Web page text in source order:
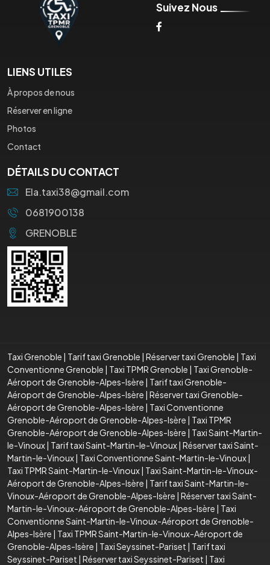
Suivez Nous
LIENS UTILES
À propos de nous
Réserver en ligne
Photos
Contact
DÉTAILS DU CONTACT
Ela.taxi38@gmail.com
0681900138
GRENOBLE
Taxi Grenoble | Tarif taxi Grenoble | Réserver taxi Grenoble | Taxi
Conventionne Grenoble | Taxi TPMR Grenoble | Taxi Grenoble-
Aéroport de Grenoble-Alpes-Isère | Tarif taxi Grenoble-
Aéroport de Grenoble-Alpes-Isère | Réserver taxi Grenoble-
Aéroport de Grenoble-Alpes-Isère | Taxi Conventionne
Grenoble-Aéroport de Grenoble-Alpes-Isère | Taxi TPMR
Grenoble-Aéroport de Grenoble-Alpes-Isère | Taxi Saint-Martin-
le-Vinoux| Tarif taxi Saint-Martin-le-Vinoux| Réserver taxi Saint-
Martin-le-Vinoux| Taxi Conventionne Saint-Martin-le-Vinoux|
Taxi TPMR Saint-Martin-le-Vinoux| Taxi Saint-Martin-le-Vinoux-
Aéroport de Grenoble-Alpes-Isère | Tarif taxi Saint-Martin-le-
Vinoux-Aéroport de Grenoble-Alpes-Isère | Réserver taxi Saint-
Martin-le-Vinoux-Aéroport de Grenoble-Alpes-Isère | Taxi
Conventionne Saint-Martin-le-Vinoux-Aéroport de Grenoble-
Alpes-Isère | Taxi TPMR Saint-Martin-le-Vinoux-Aéroport de
Grenoble-Alpes-Isère | Taxi Seyssinet-Pariset | Tarif taxi
Seyssinet-Pariset | Réserver taxi Seyssinet-Pariset | Taxi